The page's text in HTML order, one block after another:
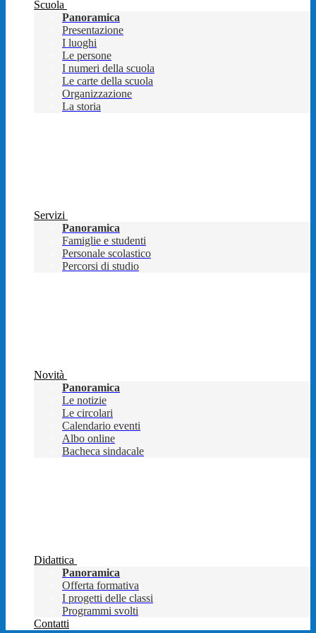
Scuola
Panoramica
Presentazione
I luoghi
Le persone
I numeri della scuola
Le carte della scuola
Organizzazione
La storia
Servizi
Panoramica
Famiglie e studenti
Personale scolastico
Percorsi di studio
Novità
Panoramica
Le notizie
Le circolari
Calendario eventi
Albo online
Bacheca sindacale
Didattica
Panoramica
Offerta formativa
I progetti delle classi
Programmi svolti
Contatti